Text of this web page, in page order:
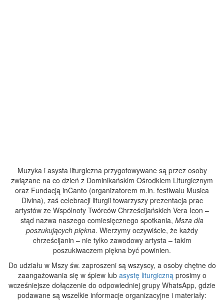
Muzyka i asysta liturgiczna przygotowywane są przez osoby
związane na co dzień z Dominikańskim Ośrodkiem Liturgicznym
oraz Fundacją inCanto (organizatorem m.in. festiwalu Musica
Divina), zaś celebracji liturgii towarzyszy prezentacja prac
artystów ze Wspólnoty Twórców Chrześcijańskich Vera Icon –
stąd nazwa naszego comiesięcznego spotkania, Msza dla
poszukujących piękna. Wierzymy oczywiście, że każdy
chrześcijanin – nie tylko zawodowy artysta – takim
poszukiwaczem piękna być powinien.
Do udziału w Mszy św. zaproszeni są wszyscy, a osoby chętne do
zaangażowania się w śpiew lub asystę liturgicznąprosimy o
wcześniejsze dołączenie do odpowiedniej grupy WhatsApp, gdzie
podawane są wszelkie informacje organizacyjne i materiały: